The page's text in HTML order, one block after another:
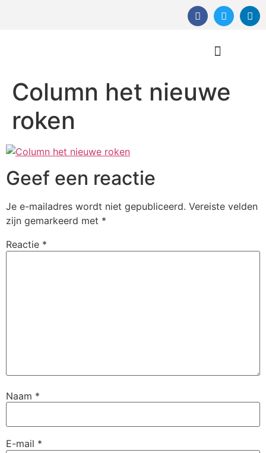
Column het nieuwe
roken
Geef een reactie
Je e-mailadres wordt niet gepubliceerd. Vereiste velden
zijn gemarkeerd met *
Reactie *
Naam *
E-mail *